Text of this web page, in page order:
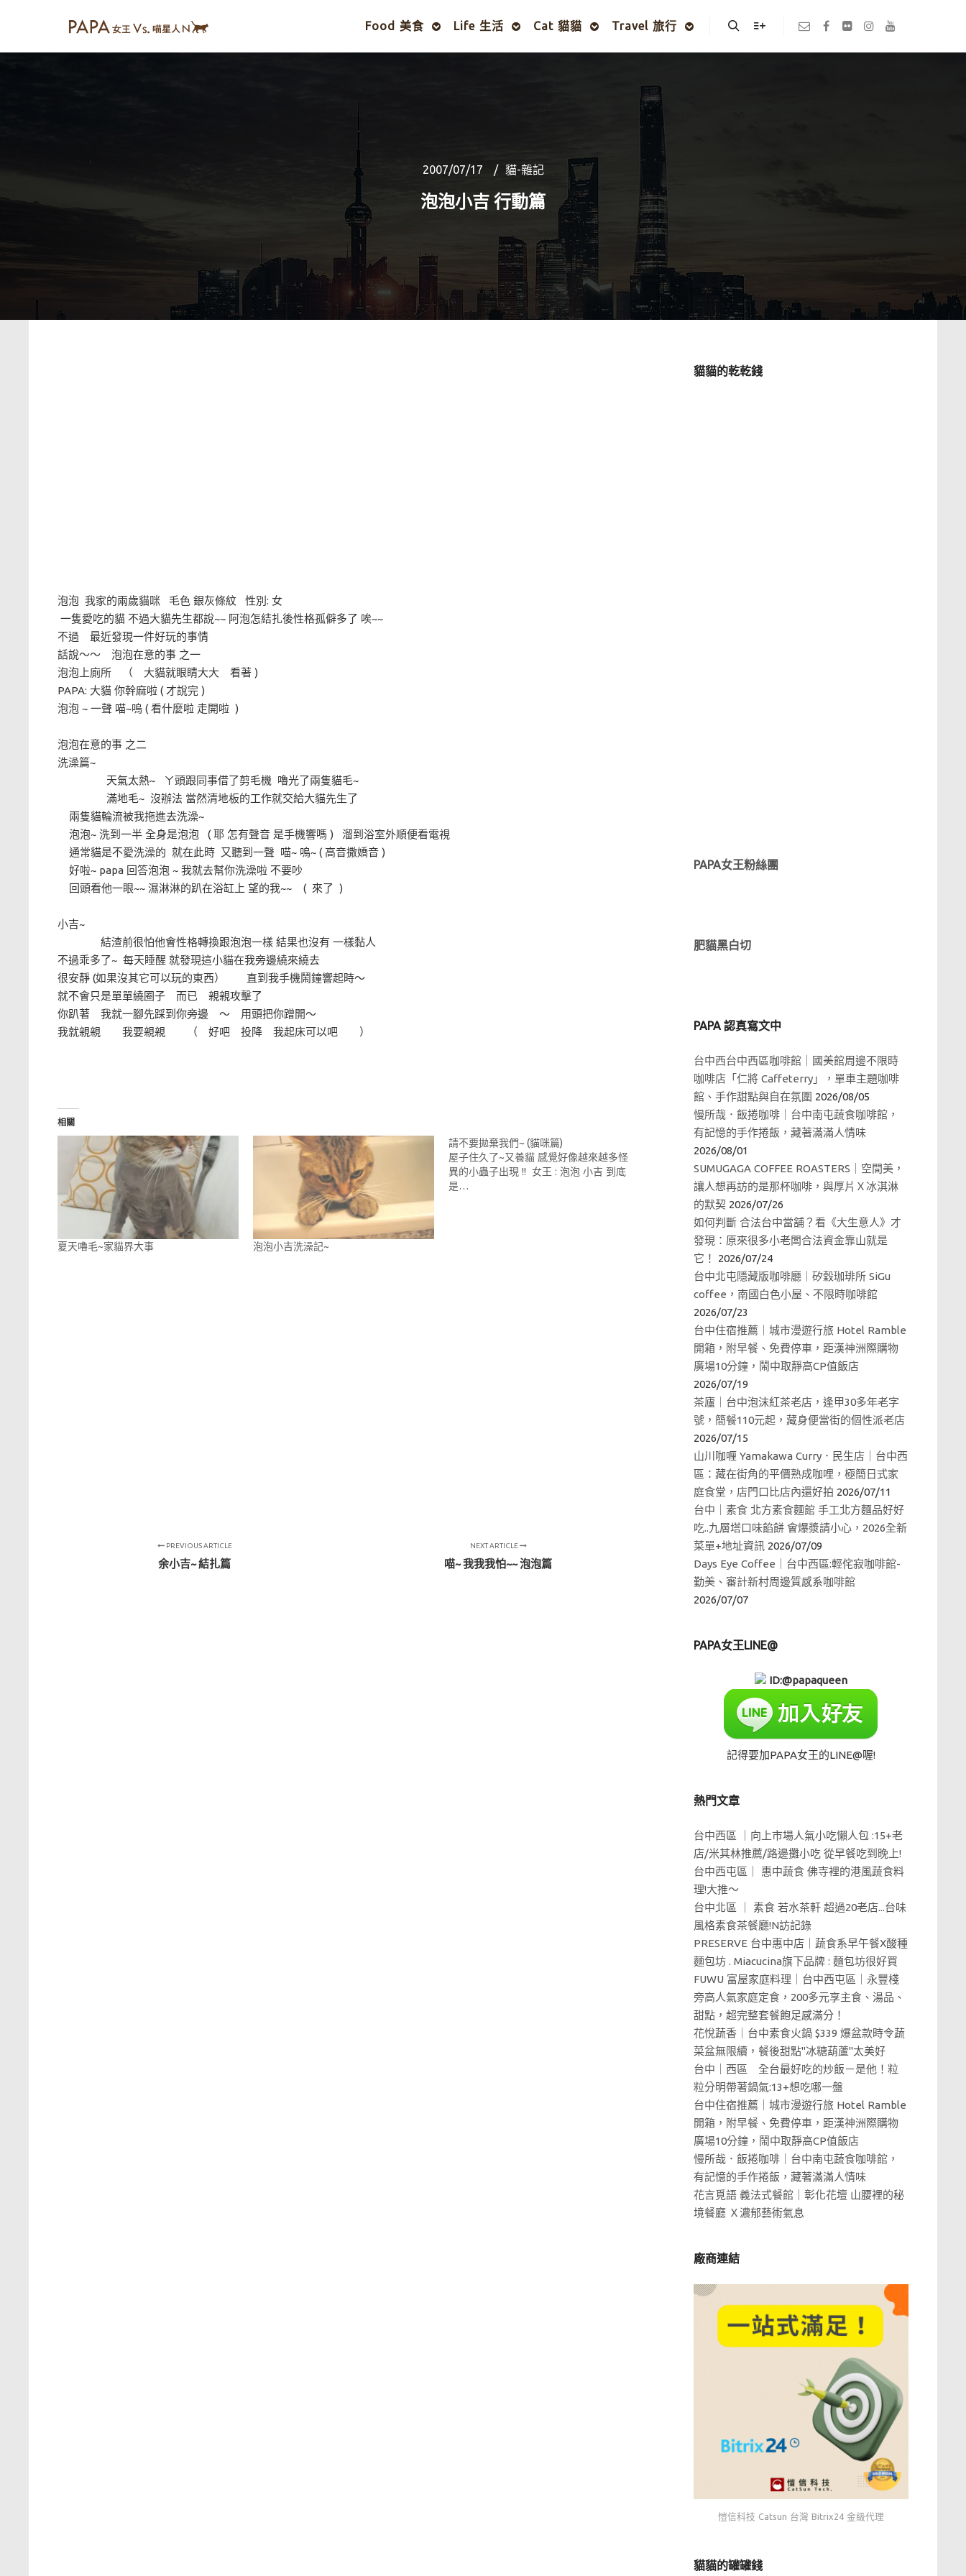
Food 美食 Life 生活 Cat 貓貓 Travel 旅行
2007/07/17 貓-雜記
泡泡小吉 行動篇
泡泡 我家的兩歲貓咪 毛色 銀灰條紋 性別: 女
一隻愛吃的貓 不過大貓先生都說~~ 阿泡怎結扎後性格孤僻多了 唉~~
不過 最近發現一件好玩的事情
話說～～ 泡泡在意的事 之一
泡泡上廁所 （ 大貓就眼睛大大 看著 )
PAPA: 大貓 你幹麻啦 ( 才說完 )
泡泡 ~ 一聲 喵~嗚 ( 看什麼啦 走開啦 )
泡泡在意的事 之二
洗澡篇~
天氣太熱~ ㄚ頭跟同事借了剪毛機 嚕光了兩隻貓毛~
滿地毛~ 沒辦法 當然清地板的工作就交給大貓先生了
兩隻貓輪流被我拖進去洗澡~
泡泡~ 洗到一半 全身是泡泡 ( 耶 怎有聲音 是手機響嗎 ) 溜到浴室外順便看電視
通常貓是不愛洗澡的 就在此時 又聽到一聲 喵~ 嗚~ ( 高音撒嬌音 )
好啦~ papa 回答泡泡 ~ 我就去幫你洗澡啦 不要吵
回頭看他一眼~~ 濕淋淋的趴在浴缸上 望的我~~ ( 來了 )
小吉~
結渣前很怕他會性格轉換跟泡泡一樣 結果也沒有 一樣黏人
不過乖多了~ 每天睡醒 就發現這小貓在我旁邊繞來繞去
很安靜 (如果沒其它可以玩的東西） 直到我手機鬧鐘響起時～
就不會只是單單繞圈子 而已 親親攻擊了
你趴著 我就一腳先踩到你旁邊 ～ 用頭把你蹭開～
我就親親 我要親親 （ 好吧 投降 我起床可以吧 ）
相關
夏天嚕毛~家貓界大事 泡泡小吉洗澡記~
請不要拋棄我們~ (貓咪篇)
屋子住久了~又養貓 感覺好像越來越多怪
異的小蟲子出現 !! 女王 : 泡泡 小吉 到底
是…
PREVIOUS ARTICLE
余小吉~ 結扎篇
NEXT ARTICLE
喵~ 我我我怕~~ 泡泡篇
貓貓的乾乾錢
PAPA女王粉絲團
肥貓黑白切
PAPA 認真寫文中
台中西台中西區咖啡館｜國美館周邊不限時
咖啡店「仁將 Caffeterry」，單車主題咖啡
館、手作甜點與自在氛圍 2026/08/05
慢所哉．飯捲咖啡｜台中南屯蔬食咖啡館，
有記憶的手作捲飯，藏著滿滿人情味
2026/08/01
SUMUGAGA COFFEE ROASTERS｜空間美，
讓人想再訪的是那杯咖啡，與厚片Ｘ冰淇淋
的默契 2026/07/26
如何判斷 合法台中當舖？看《大生意人》才
發現：原來很多小老闆合法資金靠山就是
它！
2026/07/24
台中北屯隱藏版咖啡廳｜矽穀珈琲所 SiGu
coffee，南國白色小屋、不限時咖啡館
2026/07/23
台中住宿推薦｜城市漫遊行旅 Hotel Ramble
開箱，附早餐、免費停車，距漢神洲際購物
廣場10分鐘，鬧中取靜高CP值飯店
2026/07/19
茶廬｜台中泡沫紅茶老店，逢甲30多年老字
號，簡餐110元起，藏身便當街的個性派老店
2026/07/15
山川咖喱 Yamakawa Curry．民生店｜台中西
區：藏在街角的平價熟成咖哩，極簡日式家
庭食堂，店門口比店內還好拍 2026/07/11
台中｜素食 北方素食麵館 手工北方麵品好好
吃..九層塔口味餡餅 會爆漿請小心，2026全新
菜單+地址資訊 2026/07/09
Days Eye Coffee｜台中西區:輕侘寂咖啡館-
勤美、審計新村周邊質感系咖啡館
2026/07/07
PAPA女王LINE@
ID:@papaqueen
記得要加PAPA女王的LINE@喔!
熱門文章
台中西區 ｜向上市場人氣小吃懶人包 :15+老
店/米其林推薦/路邊攤小吃 從早餐吃到晚上!
台中西屯區｜ 惠中蔬食 佛寺裡的港風蔬食料
理!大推～
台中北區 ｜ 素食 若水茶軒 超過20老店...台味
風格素食茶餐廳!N訪記錄
PRESERVE 台中惠中店｜蔬食系早午餐X酸種
麵包坊 . Miacucina旗下品牌 : 麵包坊很好買
FUWU 富屋家庭料理｜台中西屯區｜永豐棧
旁高人氣家庭定食，200多元享主食、湯品、
甜點，超完整套餐飽足感滿分！
花悅蔬香｜台中素食火鍋 $339 爆盆款時令蔬
菜盆無限續，餐後甜點"冰糖葫蘆"太美好
台中｜西區 全台最好吃的炒飯－是他！粒
粒分明帶著鍋氣:13+想吃哪一盤
台中住宿推薦｜城市漫遊行旅 Hotel Ramble
開箱，附早餐、免費停車，距漢神洲際購物
廣場10分鐘，鬧中取靜高CP值飯店
慢所哉．飯捲咖啡｜台中南屯蔬食咖啡館，
有記憶的手作捲飯，藏著滿滿人情味
花言覓語 義法式餐館｜彰化花壇 山腰裡的秘
境餐廳 Ｘ濃郁藝術氣息
廠商連結
愷信科技 Catsun 台灣 Bitrix24 金級代理
貓貓的罐罐錢